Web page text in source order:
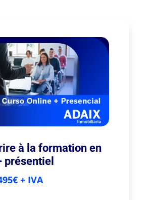
à la formation en
présentiel
+ IVA